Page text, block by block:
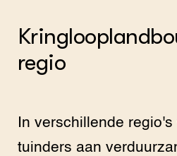
regio
In verschillende
tuinders aan